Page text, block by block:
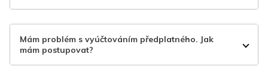
Mám problém s vyúčtováním předplatného. Jak
mám postupovat?